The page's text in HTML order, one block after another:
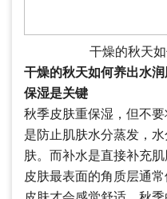
干燥的秋天
干燥的秋天如何养出水润
保湿是关键
秋季皮肤重保湿，但不
是防止肌肤水分蒸发，
肤。而补水是直接补充肌
皮肤最表面的角质层通